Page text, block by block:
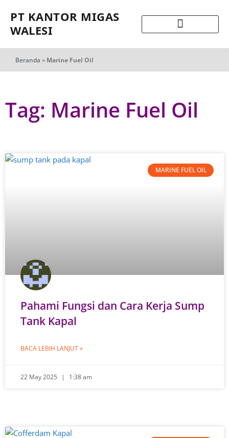
PT KANTOR MIGAS
WALESI
Beranda » Marine Fuel Oil
Tag: Marine Fuel Oil
MARINE FUEL OIL
Pahami Fungsi dan Cara Kerja Sump
Tank Kapal
BACA LEBIH LANJUT »
22 May 2025 1:38 am